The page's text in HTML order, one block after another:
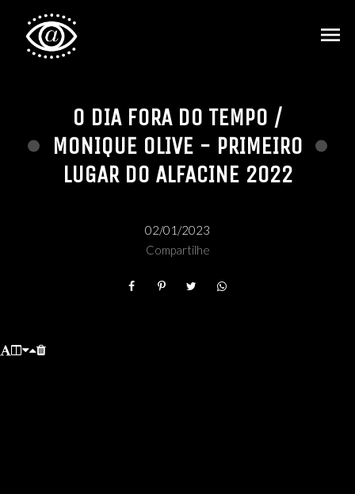
menu
O DIA FORA DO TEMPO /
MONIQUE OLIVE - PRIMEIRO
LUGAR DO ALFACINE 2022
02/01/2023
Compartilhe